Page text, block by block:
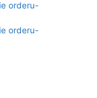
orderu-
orderu-